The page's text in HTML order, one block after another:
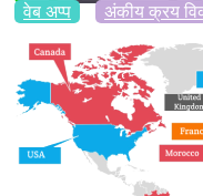
वेब अप्प
अंकीय क्रय